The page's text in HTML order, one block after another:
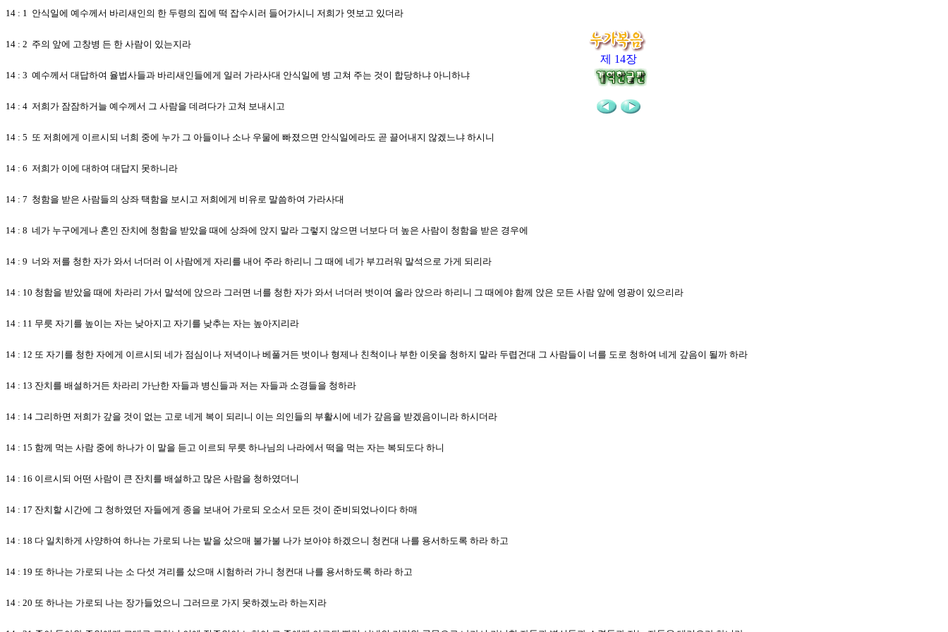
제 14장
14 : 1 안식일에 예수께서 바리새인의 한 두령의 집에 떡 잡수시러 들어가시니 저희가 엿보고 있더라
14 : 2 주의 앞에 고창병 든 한 사람이 있는지라
14 : 3 예수께서 대답하여 율법사들과 바리새인들에게 일러 가라사대 안식일에 병 고쳐 주는 것이 합당하냐 아니하냐
14 : 4 저희가 잠잠하거늘 예수께서 그 사람을 데려다가 고쳐 보내시고
14 : 5 또 저희에게 이르시되 너희 중에 누가 그 아들이나 소나 우물에 빠졌으면 안식일에라도 곧 끌어내지 않겠느냐 하시니
14 : 6 저희가 이에 대하여 대답지 못하니라
14 : 7 청함을 받은 사람들의 상좌 택함을 보시고 저희에게 비유로 말씀하여 가라사대
14 : 8 네가 누구에게나 혼인 잔치에 청함을 받았을 때에 상좌에 앉지 말라 그렇지 않으면 너보다 더 높은 사람이 청함을 받은 경우에
14 : 9 너와 저를 청한 자가 와서 너더러 이 사람에게 자리를 내어 주라 하리니 그 때에 네가 부끄러워 말석으로 가게 되리라
14 : 10 청함을 받았을 때에 차라리 가서 말석에 앉으라 그러면 너를 청한 자가 와서 너더러 벗이여 올라 앉으라 하리니 그 때에야 함께 앉은 모든 사람 앞에 영광이 있으리라
14 : 11 무릇 자기를 높이는 자는 낮아지고 자기를 낮추는 자는 높아지리라
14 : 12 또 자기를 청한 자에게 이르시되 네가 점심이나 저녁이나 베풀거든 벗이나 형제나 친척이나 부한 이웃을 청하지 말라 두렵건대 그 사람들이 너를 도로 청하여 네게 갚음이 될까 하라
14 : 13 잔치를 배설하거든 차라리 가난한 자들과 병신들과 저는 자들과 소경들을 청하라
14 : 14 그리하면 저희가 갚을 것이 없는 고로 네게 복이 되리니 이는 의인들의 부활시에 네가 갚음을 받겠음이니라 하시더라
14 : 15 함께 먹는 사람 중에 하나가 이 말을 듣고 이르되 무릇 하나님의 나라에서 떡을 먹는 자는 복되도다 하니
14 : 16 이르시되 어떤 사람이 큰 잔치를 배설하고 많은 사람을 청하였더니
14 : 17 잔치할 시간에 그 청하였던 자들에게 종을 보내어 가로되 오소서 모든 것이 준비되었나이다 하매
14 : 18 다 일치하게 사양하여 하나는 가로되 나는 밭을 샀으매 불가불 나가 보아야 하겠으니 청컨대 나를 용서하도록 하라 하고
14 : 19 또 하나는 가로되 나는 소 다섯 겨리를 샀으매 시험하러 가니 청컨대 나를 용서하도록 하라 하고
14 : 20 또 하나는 가로되 나는 장가들었으니 그러므로 가지 못하겠노라 하는지라